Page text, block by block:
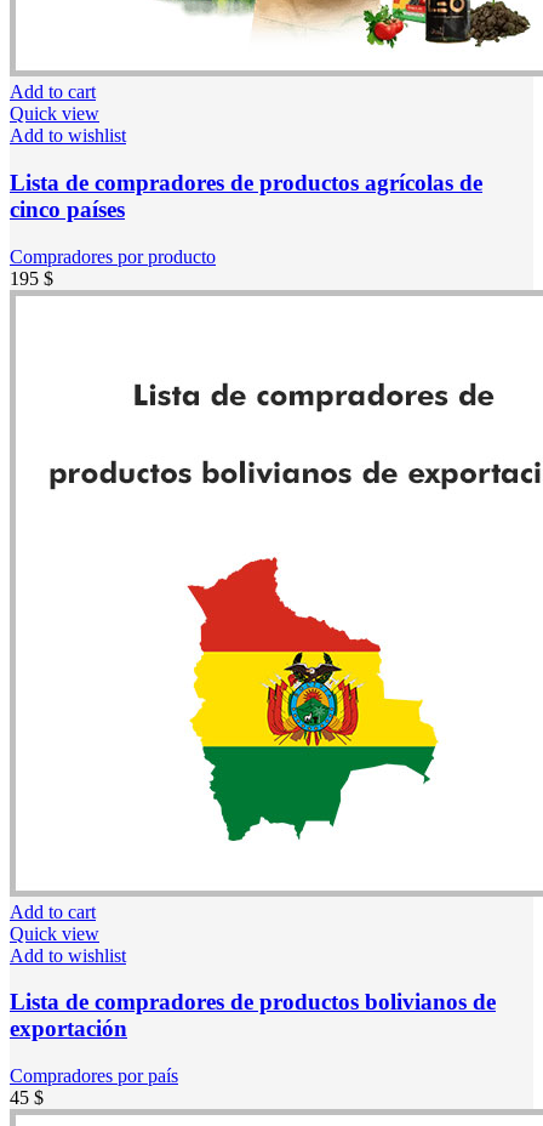
Add to cart
Quick view
Add to wishlist
Lista de compradores de productos agrícolas de
cinco países
Compradores por producto
195 $
Add to cart
Quick view
Add to wishlist
Lista de compradores de productos bolivianos de
exportación
Compradores por país
45 $